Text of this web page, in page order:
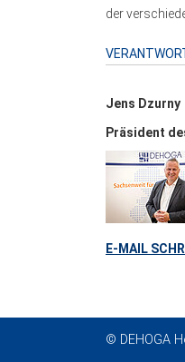
der
Jens Dzurny
Präsident
E-MAIL
© DEHOGA